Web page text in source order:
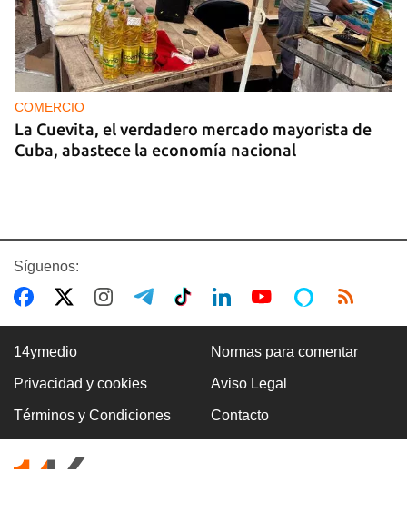
COMERCIO
La Cuevita, el verdadero mercado mayorista de
Cuba, abastece la economía nacional
EE UU duplica sus ventas de combustible al
Síguenos:
14ymedio Normas para comentar
Privacidad y cookies Aviso Legal
Términos y Condiciones Contacto